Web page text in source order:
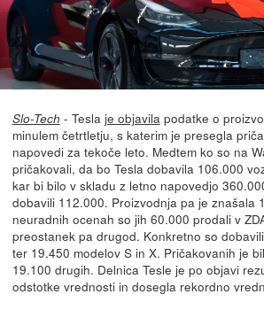
Slo-Tech - Tesla je objavilapodatke o
minulem četrtletju, s katerim je presegla
napovedi za tekoče leto. Medtem ko so na
pričakovali, da bo Tesla dobavila 106.000
kar bi bilo v skladu z letno napovedjo
dobavili 112.000. Proizvodnja pa je znašala
neuradnih ocenah so jih 60.000 prodali v
preostanek pa drugod. Konkretno so
ter 19.450 modelov S in X. Pričakovanih je
19.100 drugih. Delnica Tesle je po objavi
odstotke vrednosti in dosegla rekordno